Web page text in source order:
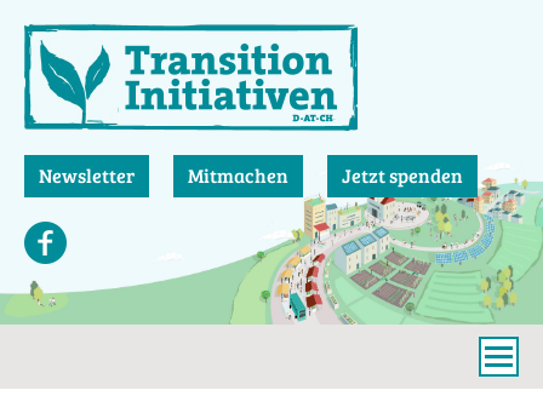
zum
Inhalt
Newsletter Mitmachen Jetzt spenden